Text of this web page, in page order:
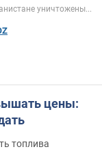
уничтожены...
цены:
топлива